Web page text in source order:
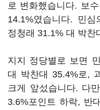
로 변화했습니다. 보
14.1%였습니다. 민
정청래 31.1% 대 박찬
지지 정당별로 보면
대 박찬대 35.4%로,
크게 앞섰습니다. 다
3.6%포인트 하락, 반